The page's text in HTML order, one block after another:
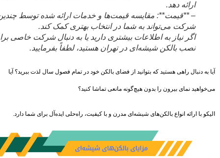
ارائه دهد.
– **قیمت**: مقایسه قیمت‌ها و خدمات ارائه شده توسط چندین
شرکت می‌تواند به شما در انتخاب بهتری کمک کند.
اگر نیاز به اطلاعات بیشتری دارید یا به دنبال شرکت خاصی برای
نصب بالکن شیشه‌ای در تهران هستید، لطفاً بفرمایید.
دنبال راهی هستید که بتوانید از فضای بالکن خود در تمام فصول سال لذت ببرید؟ آیا
نمای بیرون را بدون هیچ‌گونه مانعی تماشا کنید؟
با ارائه انواع بالکن‌های شیشه‌ای مدرن و با کیفیت، راه‌حلی ایده‌آل برای شما دارد.